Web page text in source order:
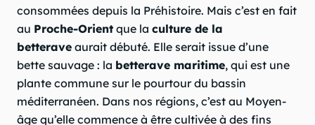
consommées depuis la Préhistoire. Mais c’est en fait
au Proche-Orient que la culture de la
betterave aurait débuté. Elle serait issue d’une
bette sauvage : la betterave maritime, qui est une
plante commune sur le pourtour du bassin
méditerranéen. Dans nos régions, c’est au Moyen-
âge qu’elle commence à être cultivée à des fins